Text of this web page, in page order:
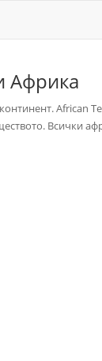
Африка
African
Всички